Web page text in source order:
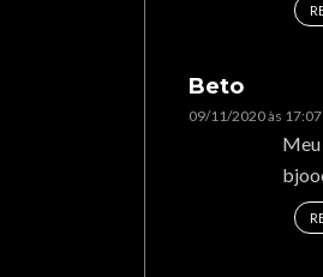
Beto
09/11/2020 às 17:07